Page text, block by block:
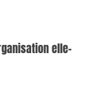
elle-